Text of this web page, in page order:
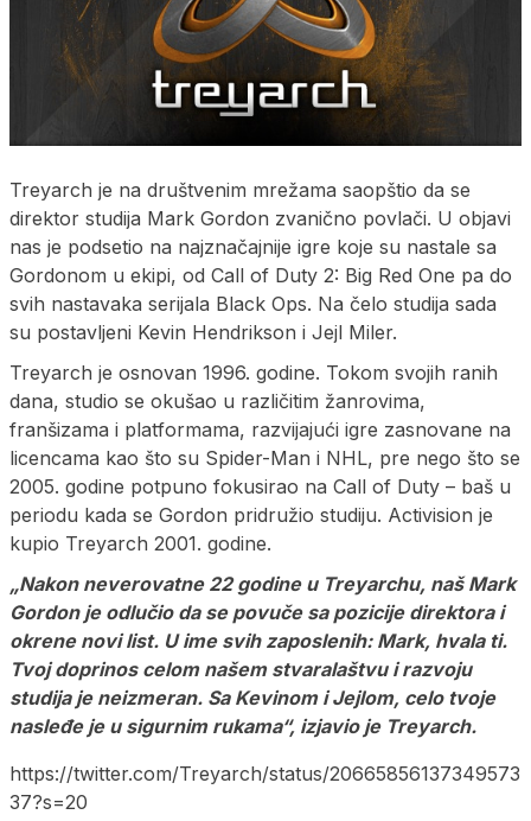
Treyarch je na društvenim mrežama saopštio da se
direktor studija Mark Gordon zvanično povlači. U objavi
nas je podsetio na najznačajnije igre koje su nastale sa
Gordonom u ekipi, od Call of Duty 2: Big Red One pa do
svih nastavaka serijala Black Ops. Na čelo studija sada
su postavljeni Kevin Hendrikson i Jejl Miler.
Treyarch je osnovan 1996. godine. Tokom svojih ranih
dana, studio se okušao u različitim žanrovima,
franšizama i platformama, razvijajući igre zasnovane na
licencama kao što su Spider-Man i NHL, pre nego što se
2005. godine potpuno fokusirao na Call of Duty – baš u
periodu kada se Gordon pridružio studiju. Activision je
kupio Treyarch 2001. godine.
„Nakon neverovatne 22 godine u Treyarchu, naš Mark
Gordon je odlučio da se povuče sa pozicije direktora i
okrene novi list. U ime svih zaposlenih: Mark, hvala ti.
Tvoj doprinos celom našem stvaralaštvu i razvoju
studija je neizmeran. Sa Kevinom i Jejlom, celo tvoje
nasleđe je u sigurnim rukama“, izjavio je Treyarch.
https://twitter.com/Treyarch/status/20665856137349573
37?s=20